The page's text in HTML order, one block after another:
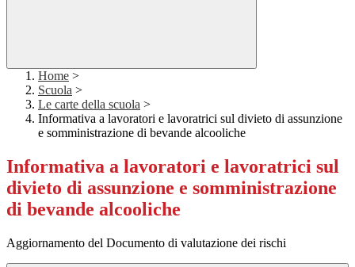
Home >
Scuola >
Le carte della scuola >
Informativa a lavoratori e lavoratrici sul divieto di assunzione
e somministrazione di bevande alcooliche
Informativa a lavoratori e lavoratrici sul
divieto di assunzione e somministrazione
di bevande alcooliche
Aggiornamento del Documento di valutazione dei rischi